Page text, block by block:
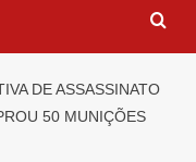
DE ASSASSINATO
50 MUNIÇÕES